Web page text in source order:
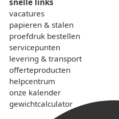
vacatures
papieren & stalen
proefdruk bestellen
servicepunten
levering & transport
offerteproducten
helpcentrum
onze kalender
gewichtcalculator